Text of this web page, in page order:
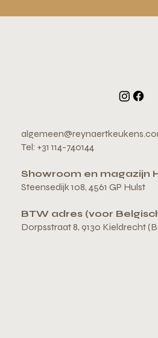
Tel: +31 114-740144
Showroom en magazijn
Steensedijk 108, 4561 GP Hulst
BTW adres (voor
Dorpsstraat 8, 9130 Kieldrecht